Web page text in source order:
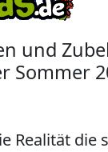
und
Sommer
Realität die